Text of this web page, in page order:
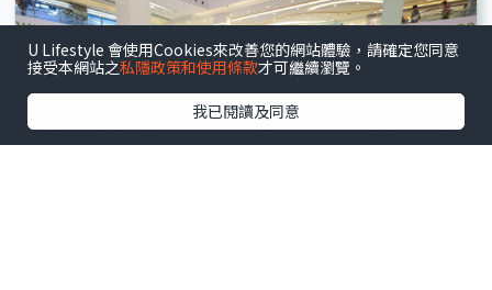
U Lifestyle 會使用Cookies來改善您的網站體驗，請確定您同意
接受本網站之私隱政策和使用條款才可繼續瀏覽。
我已閱讀及同意